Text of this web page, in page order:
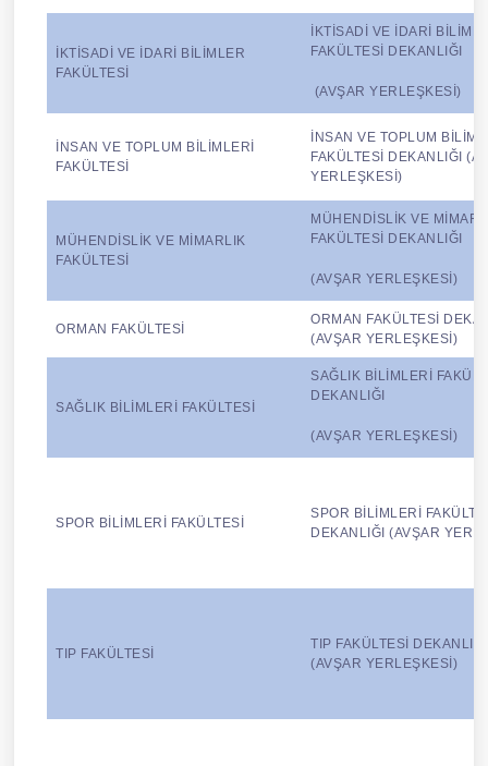
İKTİSADİ VE İDARİ BİLİMLER
FAKÜLTESİ
İKTİSADİ VE İDARİ
FAKÜLTESİ DEKANLIĞI
(AVŞAR YERLEŞKESİ)
İNSAN VE TOPLUM BİLİMLERİ
FAKÜLTESİ
İNSAN VE TOPLUM
FAKÜLTESİ DEKANLIĞI
YERLEŞKESİ)
MÜHENDİSLİK VE MİMARLIK
FAKÜLTESİ
MÜHENDİSLİK VE
FAKÜLTESİ DEKANLIĞI
(AVŞAR YERLEŞKESİ)
ORMAN FAKÜLTESİ
ORMAN FAKÜLTESİ
(AVŞAR YERLEŞKESİ)
SAĞLIK BİLİMLERİ FAKÜLTESİ
SAĞLIK BİLİMLERİ
DEKANLIĞI
(AVŞAR YERLEŞKESİ)
SPOR BİLİMLERİ FAKÜLTESİ
SPOR BİLİMLERİ
DEKANLIĞI (AVŞAR
TIP FAKÜLTESİ
TIP FAKÜLTESİ DEKANLIĞI
(AVŞAR YERLEŞKESİ)